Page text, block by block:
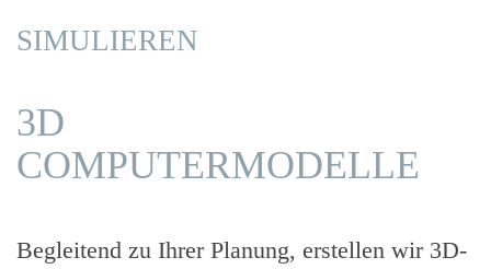
SIMULIEREN
3D
COMPUTER­MODELLE
Begleitend zu Ihrer Planung, erstellen wir 3D-